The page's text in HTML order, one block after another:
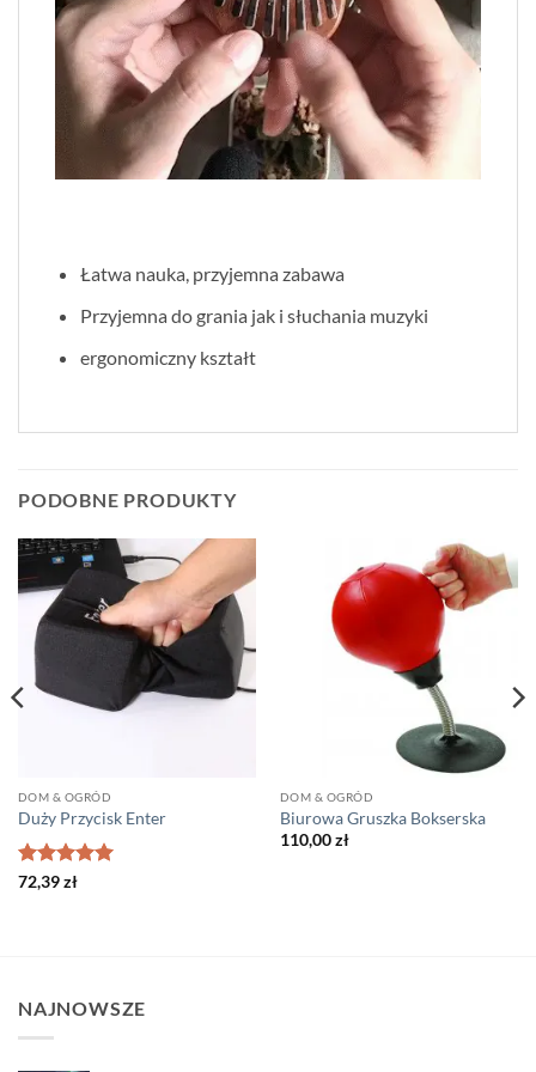
Łatwa nauka, przyjemna zabawa
Przyjemna do grania jak i słuchania muzyki
ergonomiczny kształt
PODOBNE PRODUKTY
DOM & OGRÓD
Duży Przycisk Enter
Oceniono
72,39zł
DOM & OGRÓD
Biurowa Gruszka Bokserska
110,00zł
NAJNOWSZE